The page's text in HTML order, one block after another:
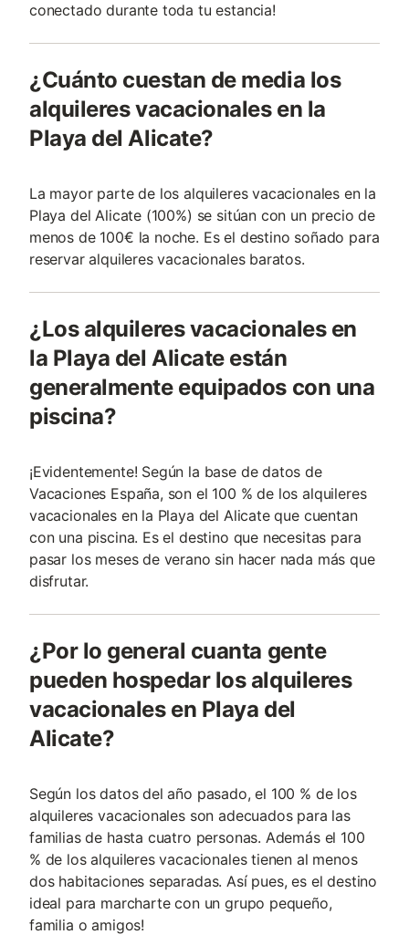
conectado durante toda tu estancia!
¿Cuánto cuestan de media los
alquileres vacacionales en la
Playa del Alicate?
La mayor parte de los alquileres vacacionales en la
Playa del Alicate (100%) se sitúan con un precio de
menos de 100€ la noche. Es el destino soñado para
reservar alquileres vacacionales baratos.
¿Los alquileres vacacionales en
la Playa del Alicate están
generalmente equipados con una
piscina?
¡Evidentemente! Según la base de datos de
Vacaciones España, son el 100 % de los alquileres
vacacionales en la Playa del Alicate que cuentan
con una piscina. Es el destino que necesitas para
pasar los meses de verano sin hacer nada más que
disfrutar.
¿Por lo general cuanta gente
pueden hospedar los alquileres
vacacionales en Playa del
Alicate?
Según los datos del año pasado, el 100 % de los
alquileres vacacionales son adecuados para las
familias de hasta cuatro personas. Además el 100
% de los alquileres vacacionales tienen al menos
dos habitaciones separadas. Así pues, es el destino
ideal para marcharte con un grupo pequeño,
familia o amigos!